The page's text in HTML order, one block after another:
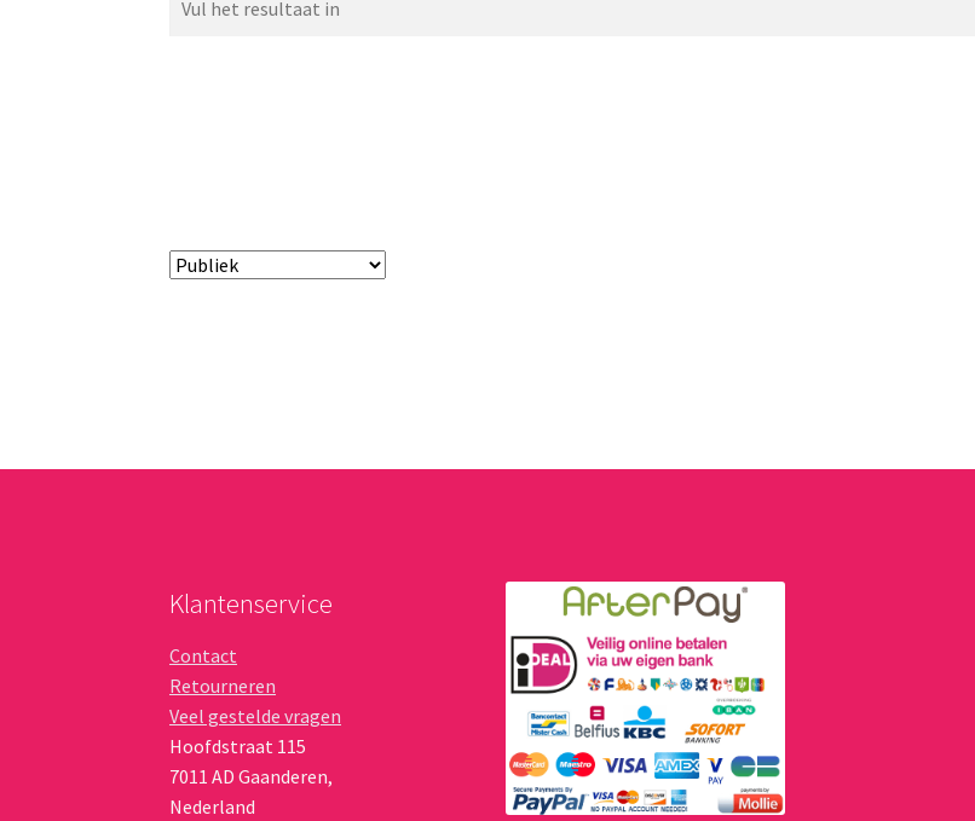
Klantenservice
Contact
Retourneren
Veel gestelde vragen
Hoofdstraat 115
7011 AD Gaanderen,
Nederland